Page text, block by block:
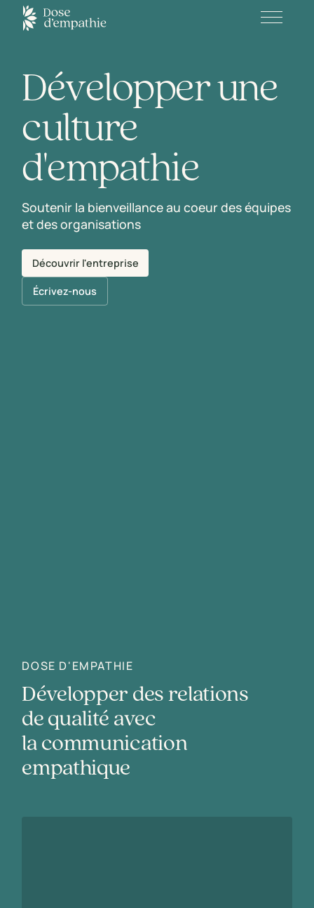
Développerune
culture
d'empathie
Soutenir la bienveillance au coeur des équipes
et des organisations
Découvrir l'entreprise
Écrivez-nous
DOSE D'EMPATHIE
Développer des relations
de qualité avec
la communication
empathique